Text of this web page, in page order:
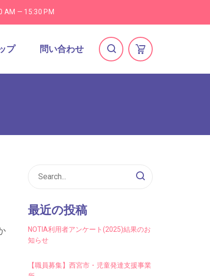
AM — 15:30 PM
プ 問い合わせ
最近の投稿
NOTIA利用者アンケート(2025)結果のお
知らせ
【職員募集】西宮市・児童発達支援事業